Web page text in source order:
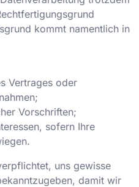
kommt namentlich in
Vertrages oder
Vorschriften;
sofern Ihre
uns gewisse
damit wir